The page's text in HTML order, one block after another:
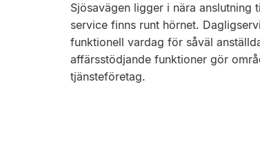
Sjösavägen ligger i nära
service finns runt hörnet.
funktionell vardag för såväl
affärsstödjande funktioner gör
tjänsteföretag.